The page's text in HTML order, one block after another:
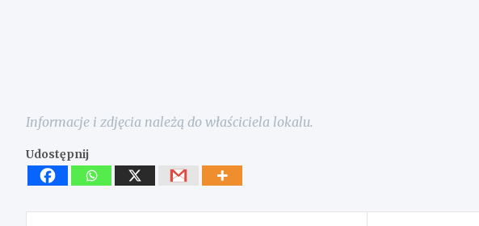
Informacje i zdjęcia należą do właściciela lokalu.
Udostępnij